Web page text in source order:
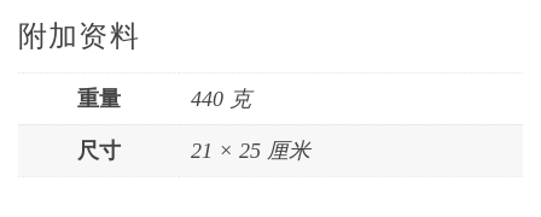
附加资料
重量 440 克
尺寸 21 × 25 厘米